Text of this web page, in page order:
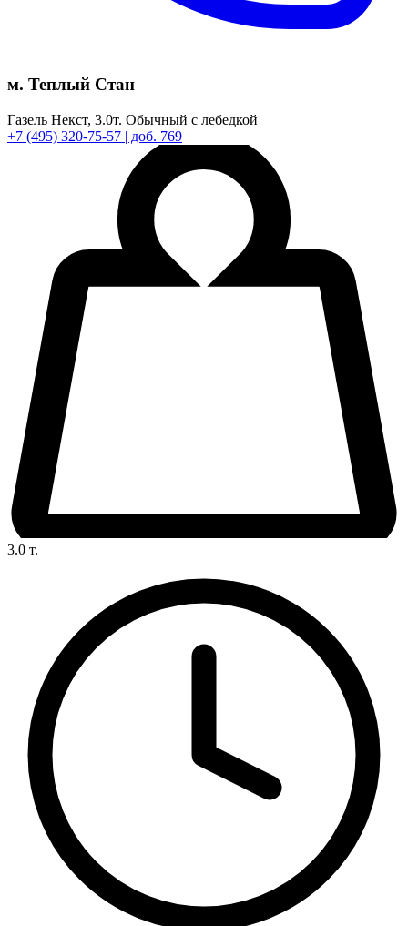
м. Теплый Стан
Газель Некст, 3.0т. Обычный с лебедкой
+7 (495) 320-75-57 | доб. 769
3.0 т.